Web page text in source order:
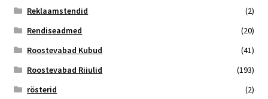
Reklaamstendid
(2)
Rendiseadmed
(20)
Roostevabad Kubud
(41)
Roostevabad Riiulid
(193)
rösterid
(2)